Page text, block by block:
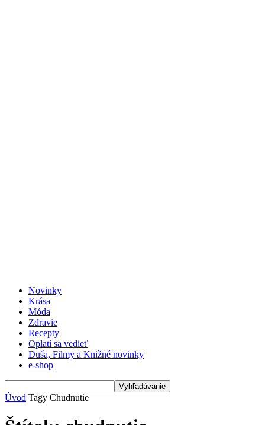
Novinky
Krása
Móda
Zdravie
Recepty
Oplatí sa vedieť
Duša, Filmy a Knižné novinky
e-shop
Úvod Tagy Chudnutie